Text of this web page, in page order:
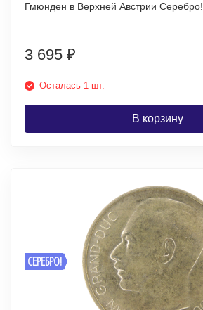
Гмюнден в Верхней Австрии Серебро!
3 695 ₽
Осталась 1 шт.
В корзину
СЕРЕБРО!